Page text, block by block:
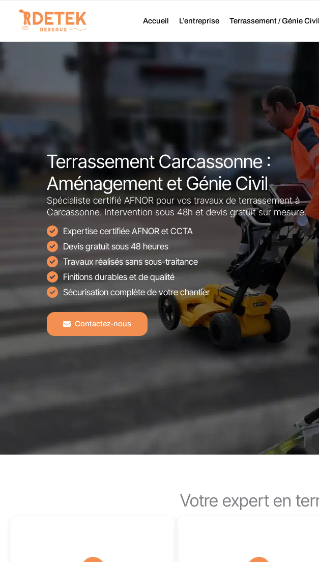
contenu
Accueil L’entreprise Terrassement / Génie Civil
Terrassement Carcassonne :
Aménagement et Génie Civil
Spécialiste certifié AFNOR pour vos travaux de terrassement à
Carcassonne. Intervention sous 48h et devis gratuit sur mesure.
Expertise certifiée AFNOR et CCTA
Devis gratuit sous 48 heures
Travaux réalisés sans sous-traitance
Finitions durables et de qualité
Sécurisation complète de votre chantier
Contactez-nous
Votre expert en